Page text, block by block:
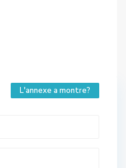
L'annexe a montre?